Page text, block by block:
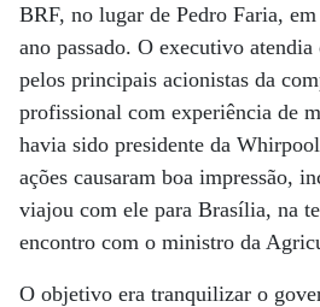
BRF, no lugar de Pedro Faria,
ano passado. O executivo
pelos principais acionistas da
profissional com experiência de
havia sido presidente da
ações causaram boa impressão,
viajou com ele para Brasília, na
encontro com o ministro da
O objetivo era tranquilizar o